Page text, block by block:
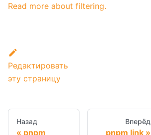
Read more about filtering.
Редактировать
эту страницу
Назад
pnpm
Вперёд
pnpm link